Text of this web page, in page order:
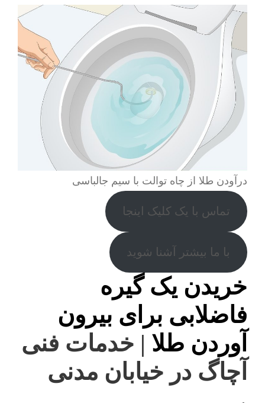
درآودن طلا از چاه توالت با سیم جالباسی
تماس با یک کلیک اینجا
با ما بیشتر آشنا شوید
خریدن یک گیره
فاضلابی برای بیرون
آوردن طلا | خدمات فنی
آچاگ در خیابان مدنی